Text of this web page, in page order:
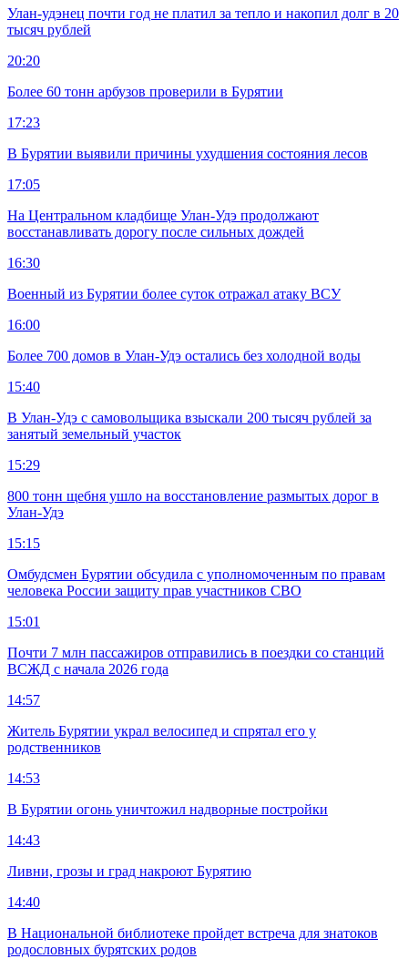
Улан-удэнец почти год не платил за тепло и накопил долг в 20
тысяч рублей
20:20
Более 60 тонн арбузов проверили в Бурятии
17:23
В Бурятии выявили причины ухудшения состояния лесов
17:05
На Центральном кладбище Улан-Удэ продолжают
восстанавливать дорогу после сильных дождей
16:30
Военный из Бурятии более суток отражал атаку ВСУ
16:00
Более 700 домов в Улан-Удэ остались без холодной воды
15:40
В Улан-Удэ с самовольщика взыскали 200 тысяч рублей за
занятый земельный участок
15:29
800 тонн щебня ушло на восстановление размытых дорог в
Улан-Удэ
15:15
Омбудсмен Бурятии обсудила с уполномоченным по правам
человека России защиту прав участников СВО
15:01
Почти 7 млн пассажиров отправились в поездки со станций
ВСЖД с начала 2026 года
14:57
Житель Бурятии украл велосипед и спрятал его у
родственников
14:53
В Бурятии огонь уничтожил надворные постройки
14:43
Ливни, грозы и град накроют Бурятию
14:40
В Национальной библиотеке пройдет встреча для знатоков
родословных бурятских родов